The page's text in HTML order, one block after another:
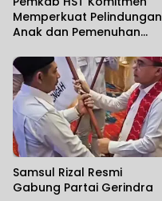
Memperkuat Pelindungan
Anak dan Pemenuhan
Samsul Rizal Resmi
Gabung Partai Gerindra